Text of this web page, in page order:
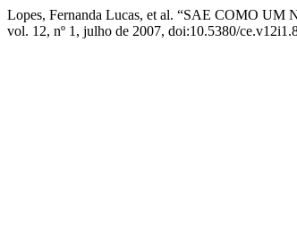
Lopes, Fernanda Lucas, et al. “SAE COMO
vol. 12, nº 1, julho de 2007, doi:10.5380/